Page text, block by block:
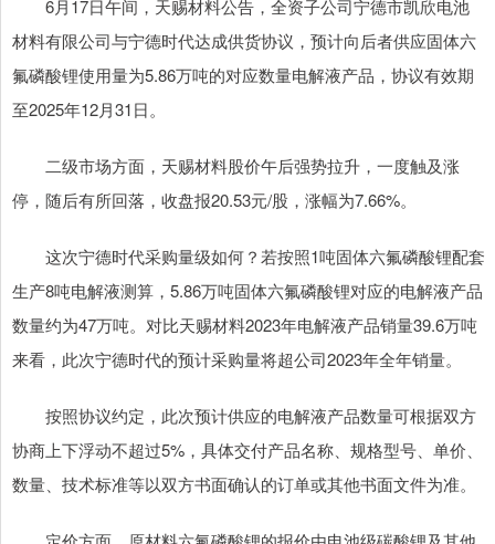
6月17日午间，天赐材料公告，全资子公司宁德市凯欣电池
材料有限公司与宁德时代达成供货协议，预计向后者供应固体六
氟磷酸锂使用量为5.86万吨的对应数量电解液产品，协议有效期
至2025年12月31日。
二级市场方面，天赐材料股价午后强势拉升，一度触及涨
停，随后有所回落，收盘报20.53元/股，涨幅为7.66%。
这次宁德时代采购量级如何？若按照1吨固体六氟磷酸锂配套
生产8吨电解液测算，5.86万吨固体六氟磷酸锂对应的电解液产品
数量约为47万吨。对比天赐材料2023年电解液产品销量39.6万吨
来看，此次宁德时代的预计采购量将超公司2023年全年销量。
按照协议约定，此次预计供应的电解液产品数量可根据双方
协商上下浮动不超过5%，具体交付产品名称、规格型号、单价、
数量、技术标准等以双方书面确认的订单或其他书面文件为准。